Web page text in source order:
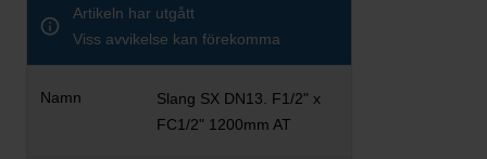
Artikeln har utgått
Viss avvikelse kan förekomma
Slang SX DN13. F1/2" x
FC1/2" 1200mm AT